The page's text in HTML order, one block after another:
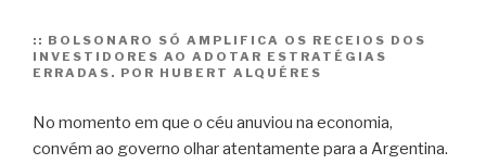
:: BOLSONARO SÓ AMPLIFICA OS RECEIOS DOS
INVESTIDORES AO ADOTAR ESTRATÉGIAS
ERRADAS. POR HUBERT ALQUÉRES
No momento em que o céu anuviou na economia,
convém ao governo olhar atentamente para a Argentina.